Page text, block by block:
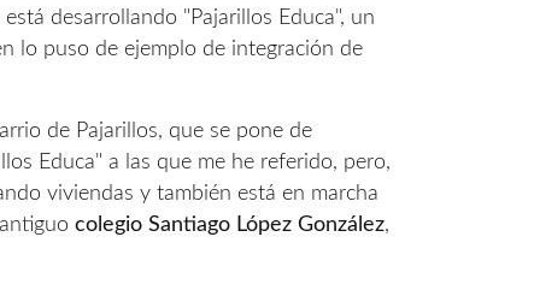
desarrollando "Pajarillos Educa", un
lo puso de ejemplo de integración de
de Pajarillos, que se pone de
Educa" a las que me he referido, pero,
viviendas y también está en marcha
colegio Santiago López González,